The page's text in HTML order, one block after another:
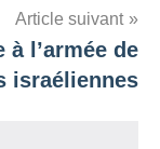
Article suivant
l’armée de
israéliennes